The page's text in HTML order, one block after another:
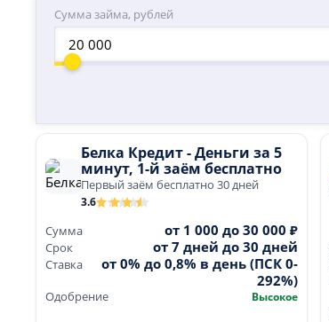
Сумма займа, рублей
Белка Кредит - Деньги за 5
минут, 1-й заём бесплатно
Первый заём бесплатно 30 дней
3.6
Сумма от 1 000 до 30 000 ₽
Срок от 7 дней до 30 дней
Ставка
от 0% до 0,8% в день (ПСК 0-
292%)
Одобрение Высокое